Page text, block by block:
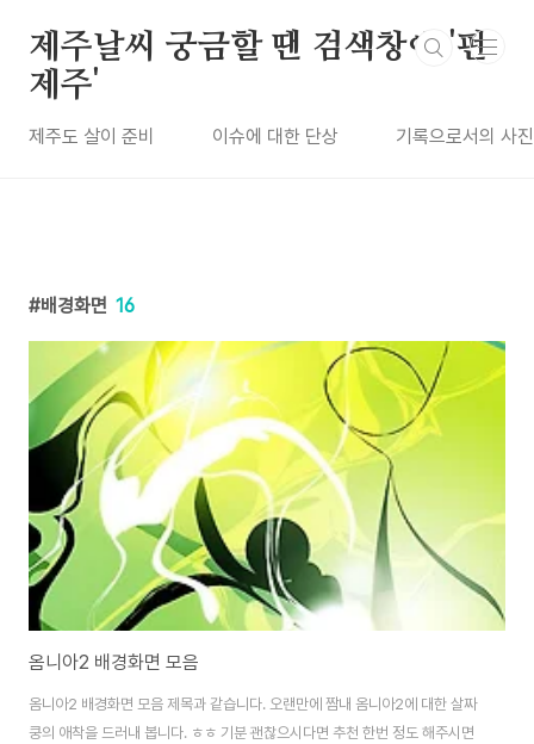
제주날씨 궁금할 땐 검색창에 '펀
제주'
제주도 살이 준비 이슈에 대한 단상 기록으로서의 사진
배경화면 16
옴니아2 배경화면 모음
옴니아2 배경화면 모음 제목과 같습니다. 오랜만에 짬내 옴니아2에 대한 살짜
쿵의 애착을 드러내 봅니다. ㅎㅎ 기분 괜찮으시다면 추천 한번 정도 해주시면